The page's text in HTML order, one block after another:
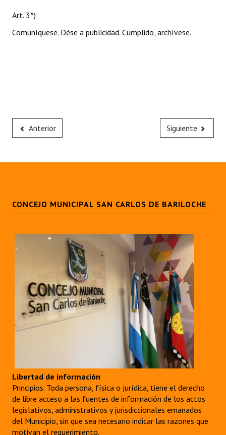
Art. 3°)
Comuníquese. Dése a publicidad. Cumplido, archívese.
Anterior Siguiente
CONCEJO MUNICIPAL SAN CARLOS DE BARILOCHE
Libertad de información
Principios. Toda persona, física o jurídica, tiene el derecho
de libre acceso a las fuentes de información de los actos
legislativos, administrativos y jurisdiccionales emanados
del Municipio, sin que sea necesario indicar las razones que
motivan el requerimiento.